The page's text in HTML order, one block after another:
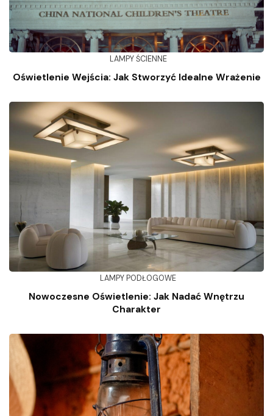
LAMPY ŚCIENNE
Oświetlenie Wejścia: Jak Stworzyć Idealne Wrażenie
LAMPY PODŁOGOWE
Nowoczesne Oświetlenie: Jak Nadać Wnętrzu
Charakter